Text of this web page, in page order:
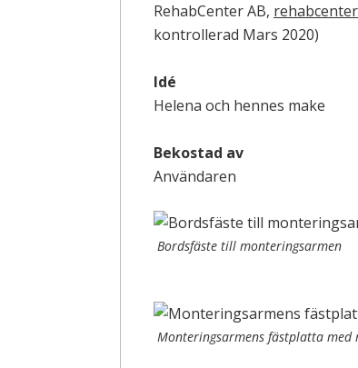
RehabCenter AB,
kontrollerad Mars 2020)
Idé
Helena och hennes make
Bekostad av
Användaren
Bordsfäste till monteringsarmen
Monteringsarmens fästplatta med